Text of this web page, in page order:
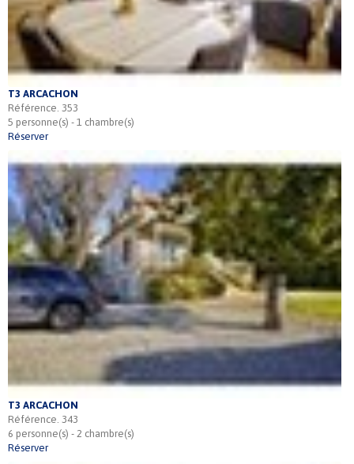
T3 ARCACHON
Référence. 353
5 personne(s) - 1 chambre(s)
Réserver
T3 ARCACHON
Référence. 343
6 personne(s) - 2 chambre(s)
Réserver